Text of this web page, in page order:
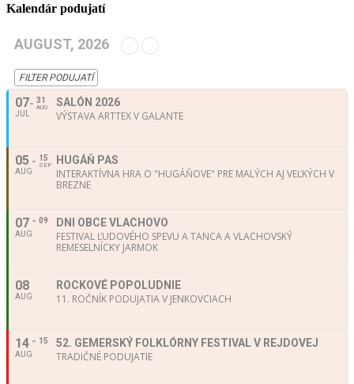
Kalendár podujatí
AUGUST, 2026
FILTER PODUJATÍ
07
JUL
31
AUG SALÓN 2026
VÝSTAVA ARTTEX V GALANTE
05
AUG
15
SEP HUGÁŇ PAS
INTERAKTÍVNA HRA O "HUGÁŇOVE" PRE MALÝCH AJ VEĽKÝCH V
BREZNE
07
AUG
09 DNI OBCE VLACHOVO
FESTIVAL ĽUDOVÉHO SPEVU A TANCA A VLACHOVSKÝ
REMESELNÍCKY JARMOK
08
AUG
ROCKOVÉ POPOLUDNIE
11. ROČNÍK PODUJATIA V JENKOVCIACH
14
AUG
15 52. GEMERSKÝ FOLKLÓRNY FESTIVAL V REJDOVEJ
TRADIČNÉ PODUJATIE